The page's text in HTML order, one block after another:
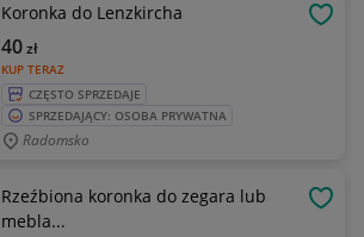
Koronka do Lenzkircha
KUP TERAZ
40zł
CZĘSTO SPRZEDAJE
SPRZEDAJĄCY: OSOBA PRYWATNA
Radomsko
Rzeźbiona koronka do zegara lub
mebla...